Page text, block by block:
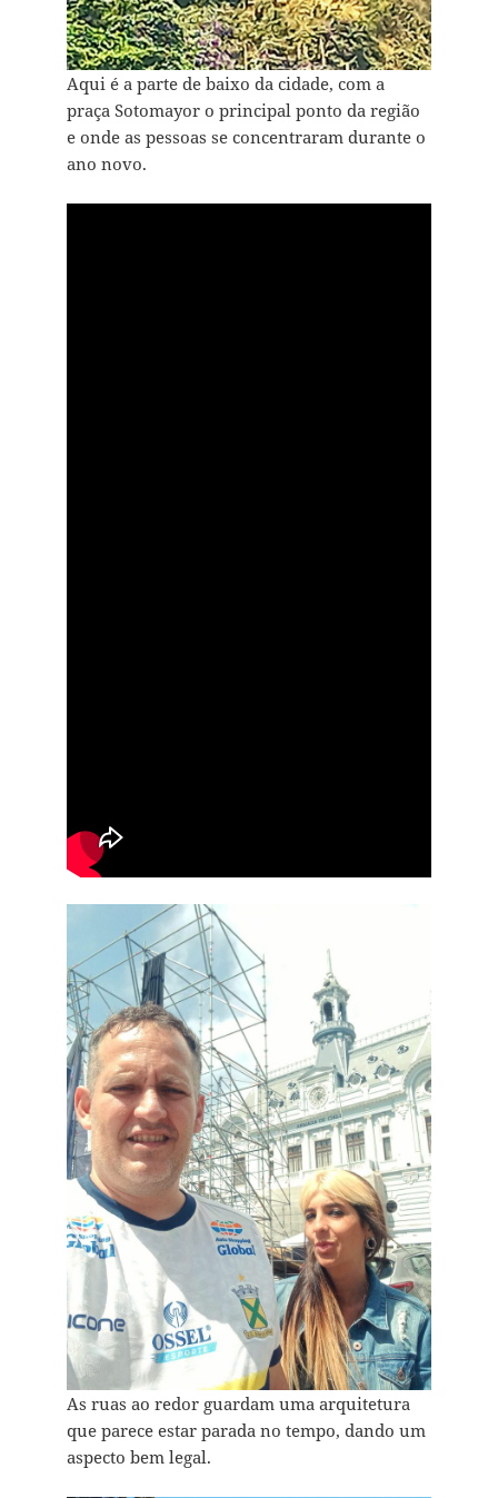
Aqui é a parte de baixo da cidade, com a
praça Sotomayor o principal ponto da região
e onde as pessoas se concentraram durante o
ano novo.
As ruas ao redor guardam uma arquitetura
que parece estar parada no tempo, dando um
aspecto bem legal.